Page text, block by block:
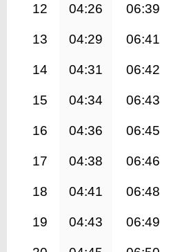
12 04:26 06:39
13 04:29 06:41
14 04:31 06:42
15 04:34 06:43
16 04:36 06:45
17 04:38 06:46
18 04:41 06:48
19 04:43 06:49